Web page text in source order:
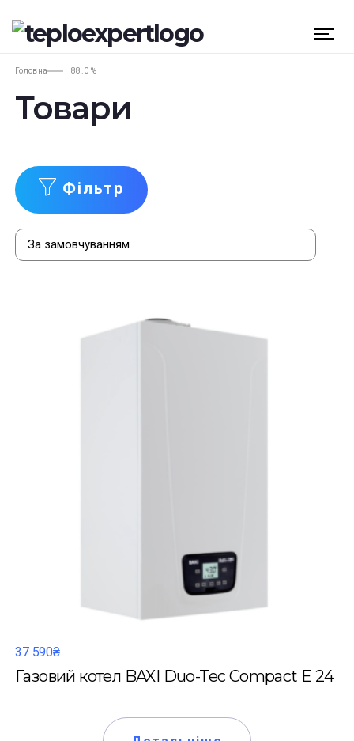
Головна 88.0 %
Товари
Фільтр
37 590₴
Газовий котел BAXI Duo-Tec Compact E 24